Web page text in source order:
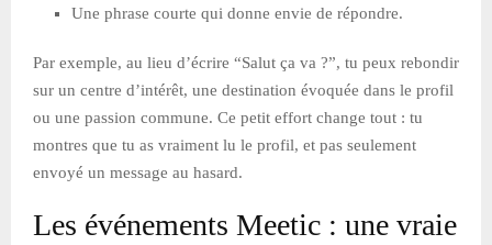
Une phrase courte qui donne envie de répondre.
Par exemple, au lieu d’écrire “Salut ça va ?”, tu peux rebondir
sur un centre d’intérêt, une destination évoquée dans le profil
ou une passion commune. Ce petit effort change tout : tu
montres que tu as vraiment lu le profil, et pas seulement
envoyé un message au hasard.
Les événements Meetic : une vraie